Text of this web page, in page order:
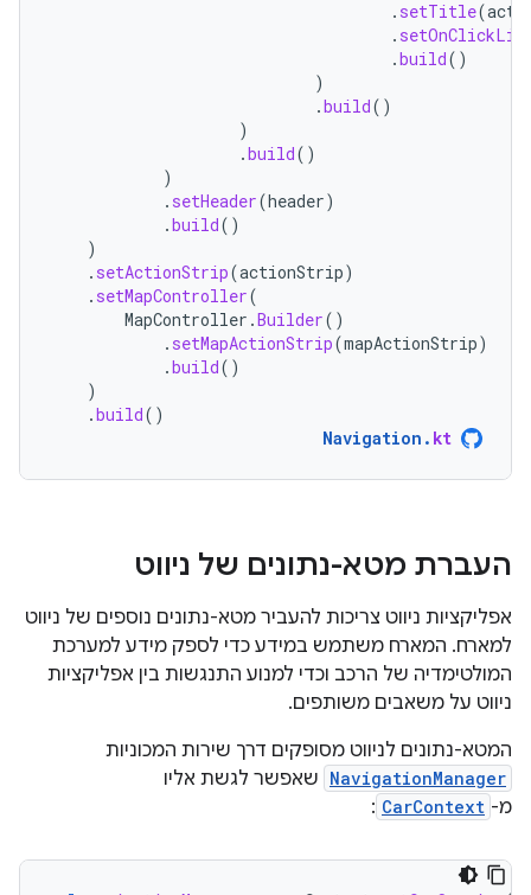
. setTitle(
.
.build()
)
.build()
)
.build()
)
. setHeader(header)
.build()
)
. setActionStrip(actionStrip)
. setMapController(
MapController .Builder()
. setMapActionStrip(mapActionStrip)
.build()
)
.build()
Navigation . kt
העברת מטא-נתונים של ניווט
אפליקציות ניווט צריכות להעביר מטא-נתונים נוספים של ניווט
למארח. המארח משתמש במידע כדי לספק מידע למערכת
המולטימדיה של הרכב וכדי למנוע התנגשות בין אפליקציות
ניווט על משאבים משותפים.
המטא-נתונים לניווט מסופקים דרך שירות המכוניות
NavigationManager שאפשר לגשת אליו
מ- CarContext
: